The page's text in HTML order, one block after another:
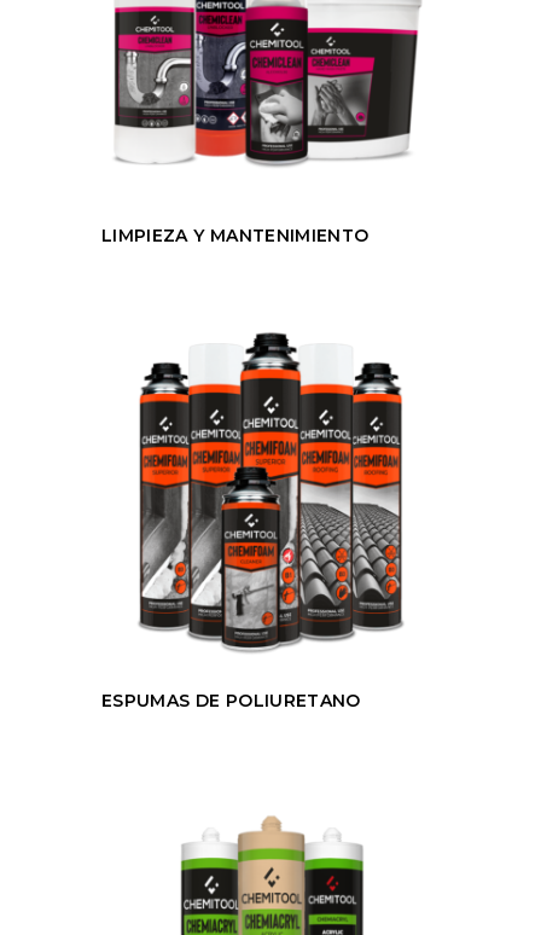
LIMPIEZA Y MANTENIMIENTO
ESPUMAS DE POLIURETANO